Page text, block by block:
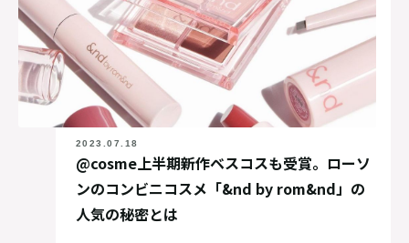
2023.07.18
@cosme上半期新作ベスコスも受賞。ローソ
ンのコンビニコスメ「&nd by rom&nd」の
人気の秘密とは